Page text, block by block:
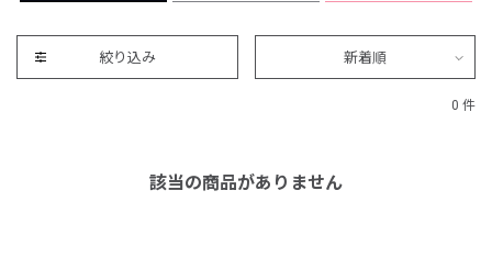
絞り込み 新着順
0 件
該当の商品がありません